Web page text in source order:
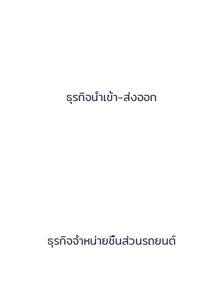
ธุรกิจนำเข้า-ส่งออก
ธุรกิจจำหน่ายชิ้นส่วนรถยนต์